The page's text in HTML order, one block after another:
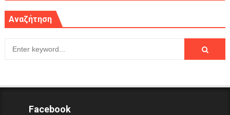
Αναζήτηση
Facebook